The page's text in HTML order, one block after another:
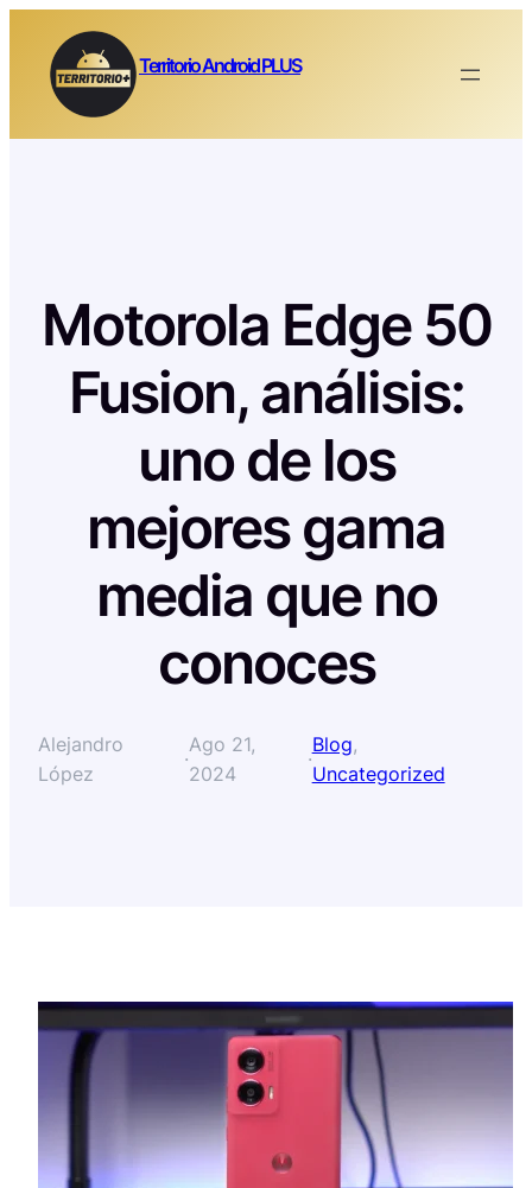
contenido
Territorio Android PLUS
Motorola Edge 50
Fusion, análisis:
uno de los
mejores gama
media que no
conoces
Alejandro
López
·
Ago 21,
2024
·
Blog
Uncategorized